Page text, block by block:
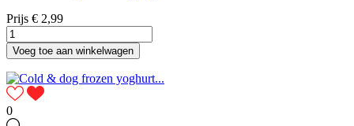
Prijs € 2,99
Voeg toe aan winkelwagen
0